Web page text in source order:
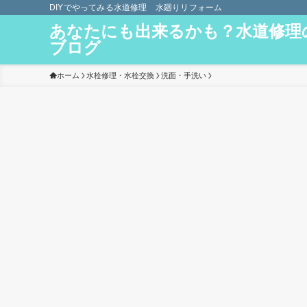
DIYでやってみる水道修理 水廻りリフォーム
あなたにも出来るかも？水道修理
ブログ
ホーム 水栓修理・水栓交換 洗面・手洗い